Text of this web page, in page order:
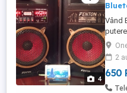
4
Vând
de 2x
alt
2
650